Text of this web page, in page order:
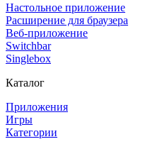
Настольное приложение
Расширение для браузера
Веб-приложение
Switchbar
Singlebox
Каталог
Приложения
Игры
Категории